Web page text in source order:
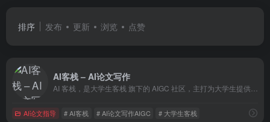
排序 发布 更新 浏览 点赞
AI客栈 – AI论文写作
AI论文指导 # AI客栈 # AI论文写作AIGC # 大学生客栈